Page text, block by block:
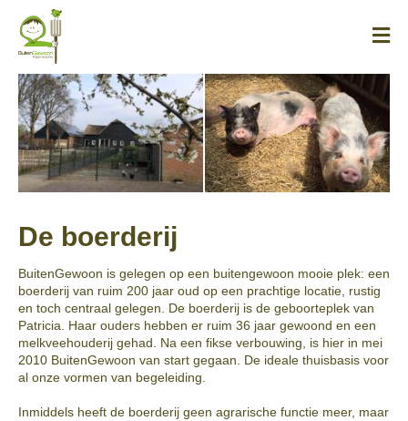
Skip
content
De boerderij
BuitenGewoon is gelegen op een buitengewoon mooie plek: een
boerderij van ruim 200 jaar oud op een prachtige locatie, rustig
en toch centraal gelegen. De boerderij is de geboorteplek van
Patricia. Haar ouders hebben er ruim 36 jaar gewoond en een
melkveehouderij gehad. Na een fikse verbouwing, is hier in mei
2010 BuitenGewoon van start gegaan. De ideale thuisbasis voor
al onze vormen van begeleiding.
Inmiddels heeft de boerderij geen agrarische functie meer, maar